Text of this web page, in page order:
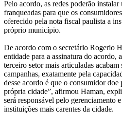
Pelo acordo, as redes poderão instalar
franqueadas para que os
oferecido pela nota fiscal paulista a
próprio município.
De acordo com o secretário Rogerio
entidade para a assinatura do acordo,
terceiro setor mais articuladas acabam
campanhas, exatamente pela
desse acordo é que o consumidor doe
própria cidade”, afirmou Haman,
será responsável pelo gerenciamento
instituições mais carentes da cidade.